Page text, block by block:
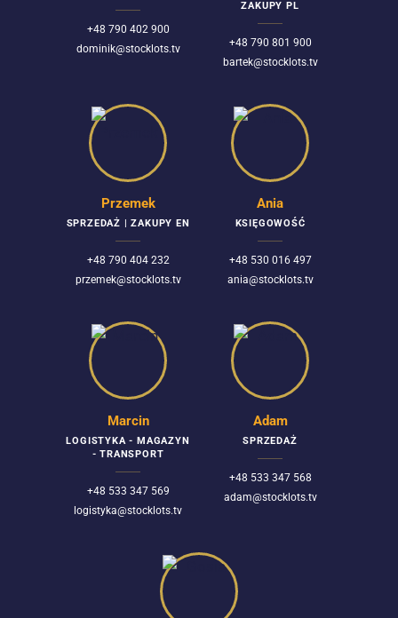
+48 790 402 900
dominik@stocklots.tv
ZAKUPY PL
+48 790 801 900
bartek@stocklots.tv
Przemek
SPRZEDAŻ | ZAKUPY EN
+48 790 404 232
przemek@stocklots.tv
Ania
KSIĘGOWOŚĆ
+48 530 016 497
ania@stocklots.tv
Marcin
LOGISTYKA - MAGAZYN
- TRANSPORT
+48 533 347 569
logistyka@stocklots.tv
Adam
SPRZEDAŻ
+48 533 347 568
adam@stocklots.tv